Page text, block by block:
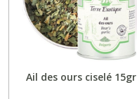
Ail des ours ciselé 15gr